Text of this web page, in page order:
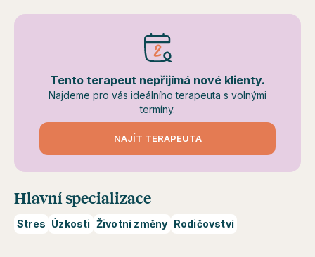
Tento terapeut nepřijímá nové klienty.
Najdeme pro vás ideálního terapeuta s volnými
termíny.
NAJÍT TERAPEUTA
Hlavní specializace
Stres Úzkosti Životní změny Rodičovství